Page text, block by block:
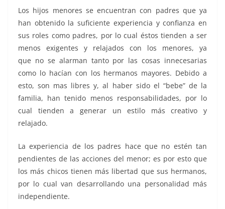
Los hijos menores se encuentran con padres que ya
han obtenido la suficiente experiencia y confianza en
sus roles como padres, por lo cual éstos tienden a ser
menos exigentes y relajados con los menores, ya
que no se alarman tanto por las cosas innecesarias
como lo hacían con los hermanos mayores. Debido a
esto, son mas libres y, al haber sido el “bebe” de la
familia, han tenido menos responsabilidades, por lo
cual tienden a generar un estilo más creativo y
relajado.
La experiencia de los padres hace que no estén tan
pendientes de las acciones del menor; es por esto que
los más chicos tienen más libertad que sus hermanos,
por lo cual van desarrollando una personalidad más
independiente.